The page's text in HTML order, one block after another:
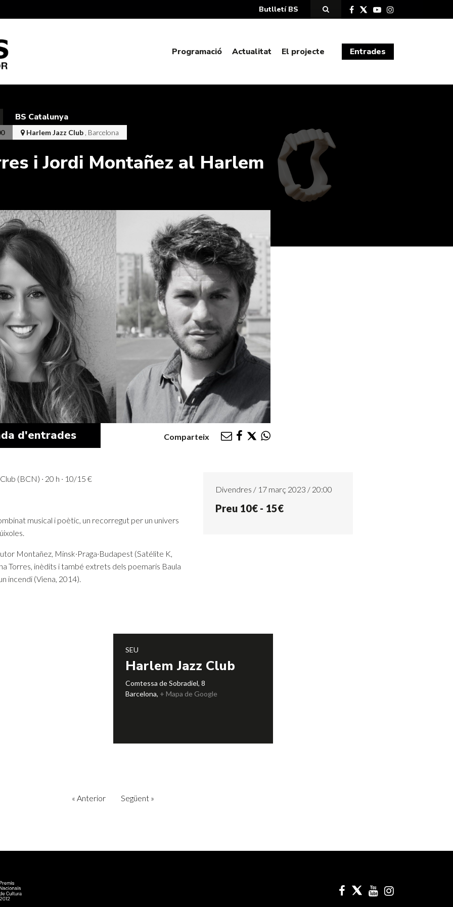
Butlletí BS
Programació Actualitat El projecte Entrades
BS Catalunya
Harlem Jazz Club , Barcelona
i Jordi Montañez al Harlem
d'entrades Comparteix
(BCN) · 20 h · 10/15 €
musical i poètic, un recorregut per un univers
Montañez, Minsk·Praga·Budapest (Satélite K,
Torres, inèdits i també extrets dels poemaris Baula
incendi (Viena, 2014).
Divendres / 17 març 2023 / 20:00
Preu 10€ - 15€
SEU
Harlem Jazz Club
Comtessa de Sobradiel, 8
Barcelona, + Mapa de Google
« Anterior Següent »